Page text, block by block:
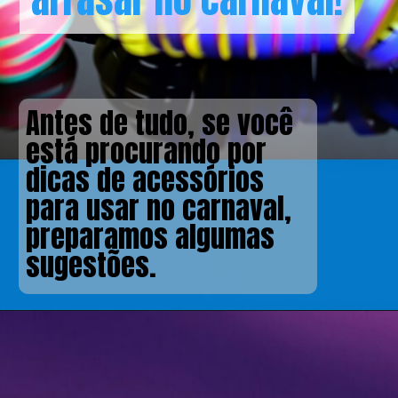
Antes de tudo, se você
está procurando por
dicas de acessórios
para usar no carnaval,
preparamos algumas
sugestões.